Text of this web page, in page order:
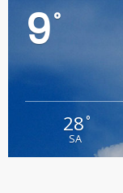
9°
28°
SA